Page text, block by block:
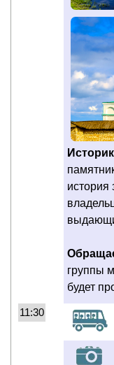
история
группы
будет
11:30